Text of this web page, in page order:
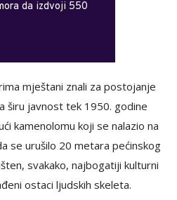
da izdvoji 550
mještani znali za postojanje
širu javnost tek 1950. godine
kamenolomu koji se nalazio na
se urušilo 20 metara pećinskog
svakako, najbogatiji kulturni
ostaci ljudskih skeleta.